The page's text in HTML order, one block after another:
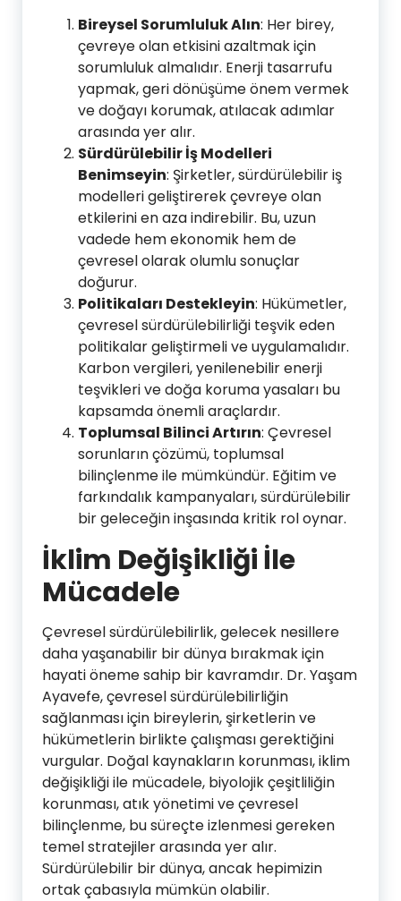
Bireysel Sorumluluk Alın: Her birey,
çevreye olan etkisini azaltmak için
sorumluluk almalıdır. Enerji tasarrufu
yapmak, geri dönüşüme önem vermek
ve doğayı korumak, atılacak adımlar
arasında yer alır.
Sürdürülebilir İş Modelleri
Benimseyin: Şirketler, sürdürülebilir iş
modelleri geliştirerek çevreye olan
etkilerini en aza indirebilir. Bu, uzun
vadede hem ekonomik hem de
çevresel olarak olumlu sonuçlar
doğurur.
Politikaları Destekleyin: Hükümetler,
çevresel sürdürülebilirliği teşvik eden
politikalar geliştirmeli ve uygulamalıdır.
Karbon vergileri, yenilenebilir enerji
teşvikleri ve doğa koruma yasaları bu
kapsamda önemli araçlardır.
Toplumsal Bilinci Artırın: Çevresel
sorunların çözümü, toplumsal
bilinçlenme ile mümkündür. Eğitim ve
farkındalık kampanyaları, sürdürülebilir
bir geleceğin inşasında kritik rol oynar.
İklim Değişikliği İle
Mücadele
Çevresel sürdürülebilirlik, gelecek nesillere
daha yaşanabilir bir dünya bırakmak için
hayati öneme sahip bir kavramdır. Dr. Yaşam
Ayavefe, çevresel sürdürülebilirliğin
sağlanması için bireylerin, şirketlerin ve
hükümetlerin birlikte çalışması gerektiğini
vurgular. Doğal kaynakların korunması, iklim
değişikliği ile mücadele, biyolojik çeşitliliğin
korunması, atık yönetimi ve çevresel
bilinçlenme, bu süreçte izlenmesi gereken
temel stratejiler arasında yer alır.
Sürdürülebilir bir dünya, ancak hepimizin
ortak çabasıyla mümkün olabilir.